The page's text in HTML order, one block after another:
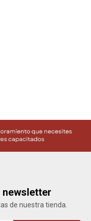
newsletter
de nuestra tienda.